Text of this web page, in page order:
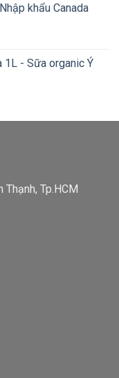
tại
khẩu Canada
1L - Sữa organic Ý
Thạnh, Tp.HCM